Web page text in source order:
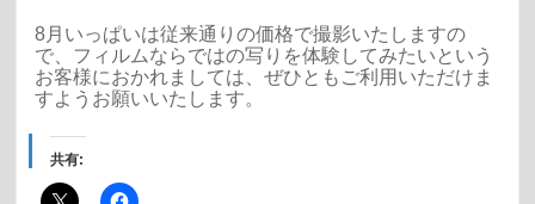
8月いっぱいは従来通りの価格で撮影いたしますの
で、フィルムならではの写りを体験してみたいという
お客様におかれましては、ぜひともご利用いただけま
すようお願いいたします。
共有: